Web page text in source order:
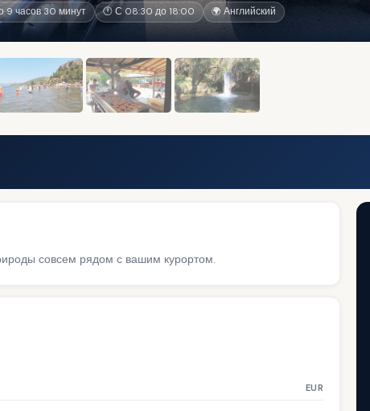
9 часов 30 минут 🕐 С 08:30 до 18:00 🌍 Английский
совсем рядом с вашим курортом.
EUR